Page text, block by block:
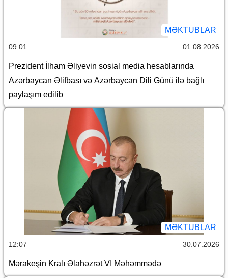
MƏKTUBLAR
09:01 01.08.2026
Prezident İlham Əliyevin sosial media hesablarında
Azərbaycan Əlifbası və Azərbaycan Dili Günü ilə bağlı
paylaşım edilib
MƏKTUBLAR
12:07 30.07.2026
Mərakeşin Kralı Əlahəzrət VI Məhəmmədə